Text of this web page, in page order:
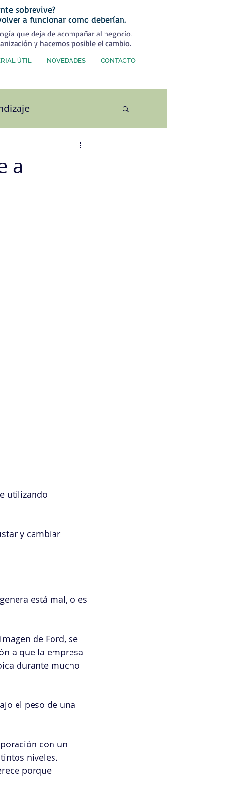
sobrevive?
a funcionar como deberían.
que deja de acompañar al negocio.
y hacemos posible el cambio.
ÚTIL NOVEDADES CONTACTO
a
utilizando
y cambiar
está mal, o es
de Ford, se
a que la empresa
durante mucho
el peso de una
con un
niveles.
porque